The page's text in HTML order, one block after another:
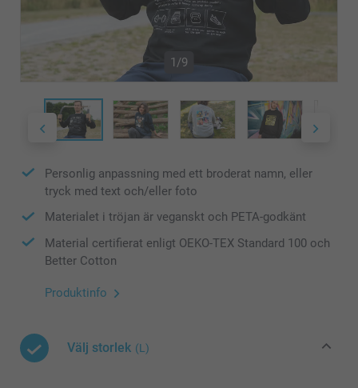
1/9
Personlig anpassning med ett broderat namn, eller
tryck med text och/eller foto
Materialet i tröjan är veganskt och PETA-godkänt
Material certifierat enligt OEKO-TEX Standard 100 och
Better Cotton
Produktinfo
Välj storlek (L)